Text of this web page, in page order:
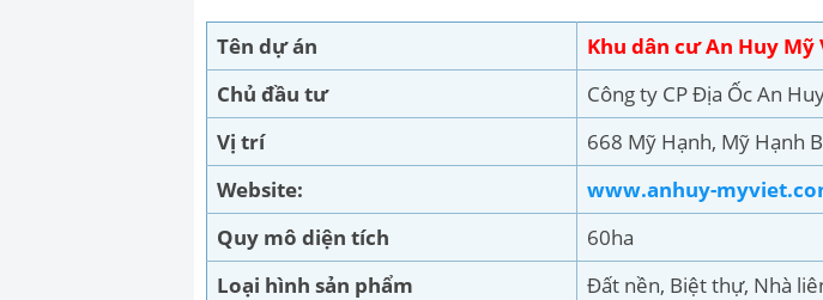
Tên dự án
Khu dân cư An Huy Mỹ
Chủ đầu tư
Công ty CP Địa Ốc An
Vị trí
668 Mỹ Hạnh, Mỹ Hạnh
Website:
www.anhuy-
Quy mô diện tích
60ha
Loại hình sản phẩm
Đất nền, Biệt thự, Nhà